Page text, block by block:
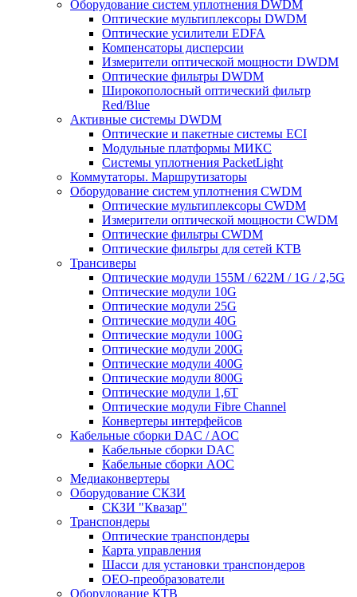
Оборудование систем уплотнения DWDM
Оптические мультиплексоры DWDM
Оптические усилители EDFA
Компенсаторы дисперсии
Измерители оптической мощности DWDM
Оптические фильтры DWDM
Широкополосный оптический фильтр
Red/Blue
Активные системы DWDM
Оптические и пакетные системы ECI
Модульные платформы МИКС
Системы уплотнения PacketLight
Коммутаторы. Маршрутизаторы
Оборудование систем уплотнения CWDM
Оптические мультиплексоры CWDM
Измерители оптической мощности CWDM
Оптические фильтры CWDM
Оптические фильтры для сетей КТВ
Трансиверы
Оптические модули 155M / 622M / 1G / 2,5G
Оптические модули 10G
Оптические модули 25G
Оптические модули 40G
Оптические модули 100G
Оптические модули 200G
Оптические модули 400G
Оптические модули 800G
Оптические модули 1,6T
Оптические модули Fibre Channel
Конвертеры интерфейсов
Кабельные сборки DAC / AOC
Кабельные сборки DAC
Кабельные сборки AOC
Медиаконвертеры
Оборудование СКЗИ
СКЗИ "Квазар"
Транспондеры
Оптические транспондеры
Карта управления
Шасси для установки транспондеров
OEO-преобразователи
Оборудование КТВ